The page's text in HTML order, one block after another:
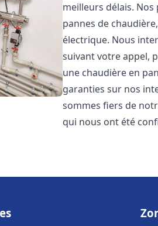
meilleurs délais.
pannes de
électrique. Nous
suivant votre appel,
une chaudière en
garanties sur nos
sommes fiers de
qui nous ont été